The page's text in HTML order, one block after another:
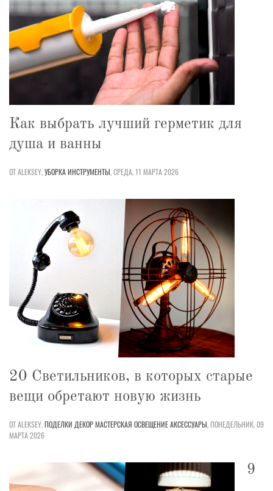
Как выбрать лучший герметик для
душа и ванны
ОТ ALEKSEY,УБОРКАИНСТРУМЕНТЫ,СРЕДА, 11 МАРТА 2026
20 Светильников, в которых старые
вещи обретают новую жизнь
ОТ ALEKSEY,ПОДЕЛКИ ДЕКОРМАСТЕРСКАЯ ОСВЕЩЕНИЕАКСЕССУАРЫ,ПОНЕДЕЛЬНИК, 09
МАРТА 2026
9